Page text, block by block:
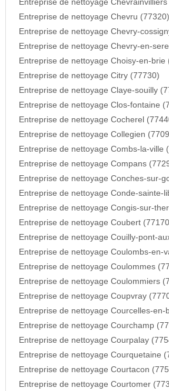
Entreprise de nettoyage
Entreprise de nettoyage Chevru (77320)
Entreprise de nettoyage Chevry-
Entreprise de nettoyage Chevry-en-
Entreprise de nettoyage Choisy-en-brie
Entreprise de nettoyage Citry (77730)
Entreprise de nettoyage Claye-souilly
Entreprise de nettoyage Clos-fontaine
Entreprise de nettoyage Cocherel
Entreprise de nettoyage Collegien
Entreprise de nettoyage Combs-la-ville
Entreprise de nettoyage Compans
Entreprise de nettoyage Conches-sur-
Entreprise de nettoyage Conde-sainte-
Entreprise de nettoyage Congis-sur-
Entreprise de nettoyage Coubert
Entreprise de nettoyage Couilly-pont-
Entreprise de nettoyage Coulombs-en-
Entreprise de nettoyage Coulommes
Entreprise de nettoyage Coulommiers
Entreprise de nettoyage Coupvray
Entreprise de nettoyage Courcelles-en-
Entreprise de nettoyage Courchamp
Entreprise de nettoyage Courpalay
Entreprise de nettoyage Courquetaine
Entreprise de nettoyage Courtacon
Entreprise de nettoyage Courtomer